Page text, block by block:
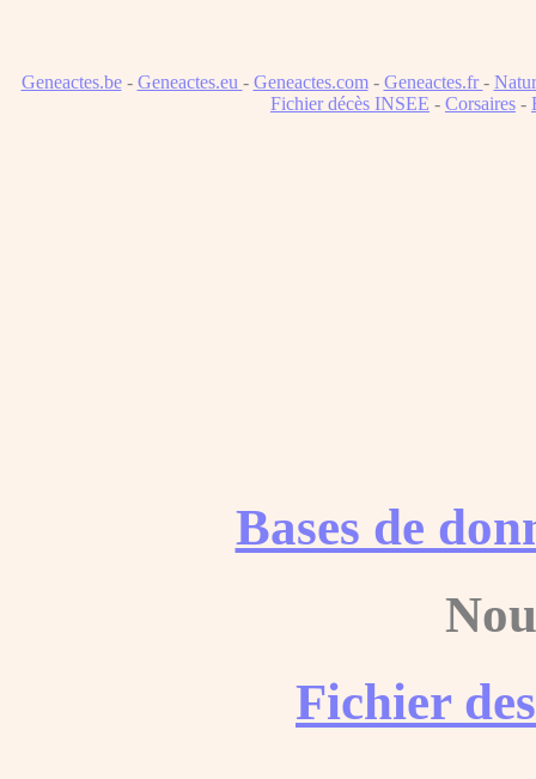
Geneactes.be- Geneactes.eu - Geneactes.com- Geneactes.fr -
Fichier décès INSEE - Corsaires -
Bases de
Fichier